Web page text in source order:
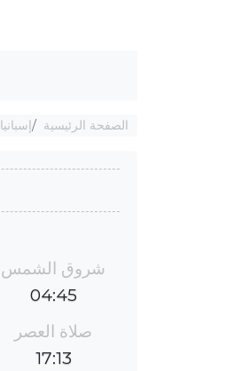
الصفحة الرئيسية إسبانيا
شروق الشمس
04:45
صلاة العصر
17:13